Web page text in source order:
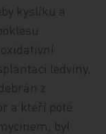
kyslíku a
ledviny,
z
a kteří poté
byl